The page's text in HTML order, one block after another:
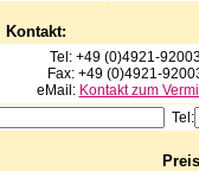
Kontakt:
Tel: +49 (0)4921-
Fax: +49 (0)4921-
eMail: Kontakt zum
Tel: